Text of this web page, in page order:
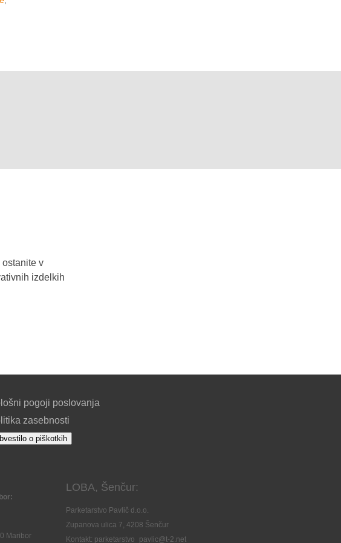
v
izdelkih
pogoji poslovanja
zasebnosti
o piškotkih
Maribor
LOBA, Šenčur:
Parketarstvo Pavlič d.o.o.
Zupanova ulica 7, 4208 Šenčur
Kontakt: parketarstvo_pavlic@t-2.net